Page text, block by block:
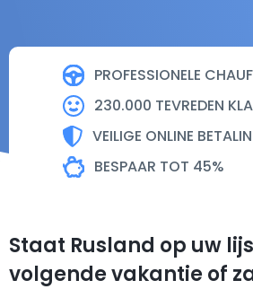
PROFESSIONELE
230.000 TEVREDEN
VEILIGE ONLINE
BESPAAR TOT 45%
Staat Rusland op uw
volgende vakantie of